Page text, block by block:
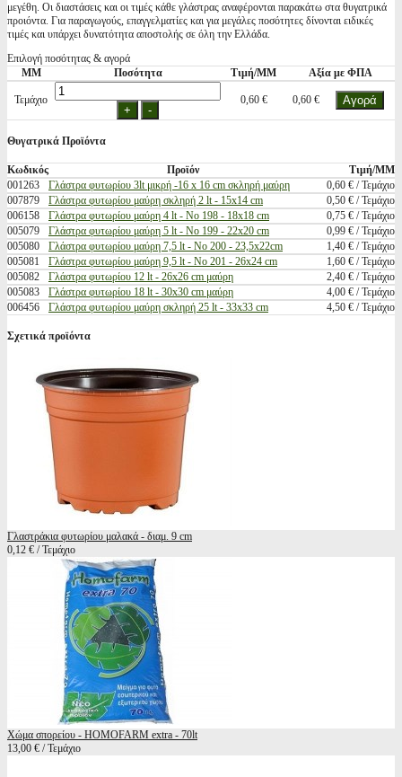
μεγέθη. Οι διαστάσεις και οι τιμές κάθε γλάστρας αναφέρονται παρακάτω στα θυγατρικά
προιόντα. Για παραγωγούς, επαγγελματίες και για μεγάλες ποσότητες δίνονται ειδικές
τιμές και υπάρχει δυνατότητα αποστολής σε όλη την Ελλάδα.
Επιλογή ποσότητας & αγορά
ΜΜ
Ποσότητα Τιμή/ΜΜ Αξία με ΦΠΑ
Τεμάχιο 0,60 € 0,60 €
Θυγατρικά Προϊόντα
Κωδικός Προϊόν
Τιμή/ΜΜ
001263
Γλάστρα φυτωρίου 3lt μικρή -16 x 16 cm σκληρή μαύρη
0,60 € / Τεμάχιο
007879
Γλάστρα φυτωρίου μαύρη σκληρή 2 lt - 15x14 cm
0,50 € / Τεμάχιο
006158
Γλάστρα φυτωρίου μαύρη 4 lt - Νο 198 - 18x18 cm
0,75 € / Τεμάχιο
005079
Γλάστρα φυτωρίου μαύρη 5 lt - Νο 199 - 22x20 cm
0,99 € / Τεμάχιο
005080
Γλάστρα φυτωρίου μαύρη 7,5 lt - Νο 200 - 23,5x22cm
1,40 € / Τεμάχιο
005081
Γλάστρα φυτωρίου μαύρη 9,5 lt - Νο 201 - 26x24 cm
1,60 € / Τεμάχιο
005082
Γλάστρα φυτωρίου 12 lt - 26x26 cm μαύρη
2,40 € / Τεμάχιο
005083
Γλάστρα φυτωρίου 18 lt - 30x30 cm μαύρη
4,00 € / Τεμάχιο
006456
Γλάστρα φυτωρίου μαύρη σκληρή 25 lt - 33x33 cm 4,50 € / Τεμάχιο
Σχετικά προϊόντα
Γλαστράκια φυτωρίου μαλακά - διαμ. 9 cm
0,12 € / Τεμάχιο
Χώμα σπορείου - HOMOFARM extra - 70lt
13,00 € / Τεμάχιο